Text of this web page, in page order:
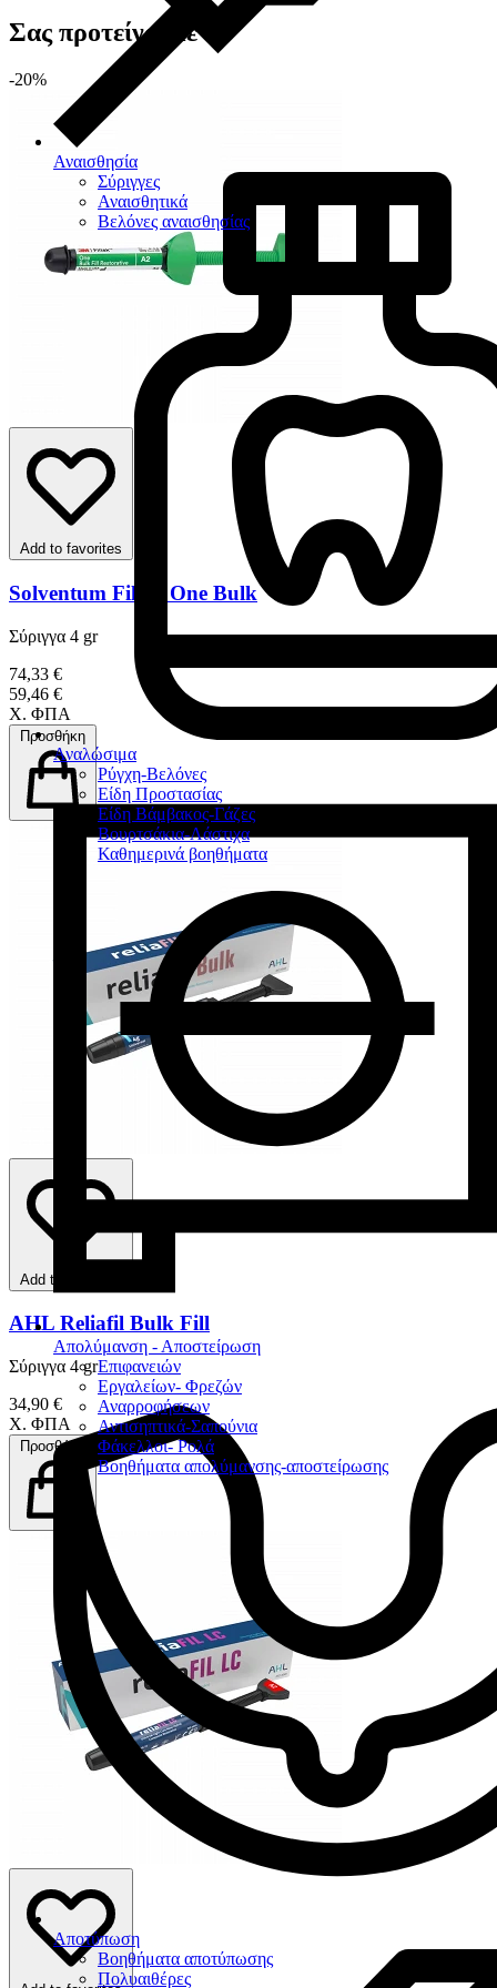
Αναισθησία
Σύριγγες
Αναισθητικά
Βελόνες αναισθησίας
Αναλώσιμα
Ρύγχη-Βελόνες
Είδη Προστασίας
Είδη Βάμβακος-Γάζες
Βουρτσάκια-Λάστιχα
Καθημερινά βοηθήματα
Απολύμανση - Αποστείρωση
Επιφανειών
Εργαλείων- Φρεζών
Αναρροφήσεων
Αντισηπτικά-Σαπούνια
Φάκελλοι- Ρολά
Βοηθήματα απολύμανσης-αποστείρωσης
Αποτύπωση
Βοηθήματα αποτύπωσης
Πολυαιθέρες
Σας προτείνουμε
-20%
Add to favorites
Solventum Filtek One Bulk
Σύριγγα 4 gr
74,33 €
59,46 €
Χ. ΦΠΑ
Προσθήκη
Add to favorites
AHL Reliafil Bulk Fill
Σύριγγα 4 gr
34,90 €
Χ. ΦΠΑ
Προσθήκη